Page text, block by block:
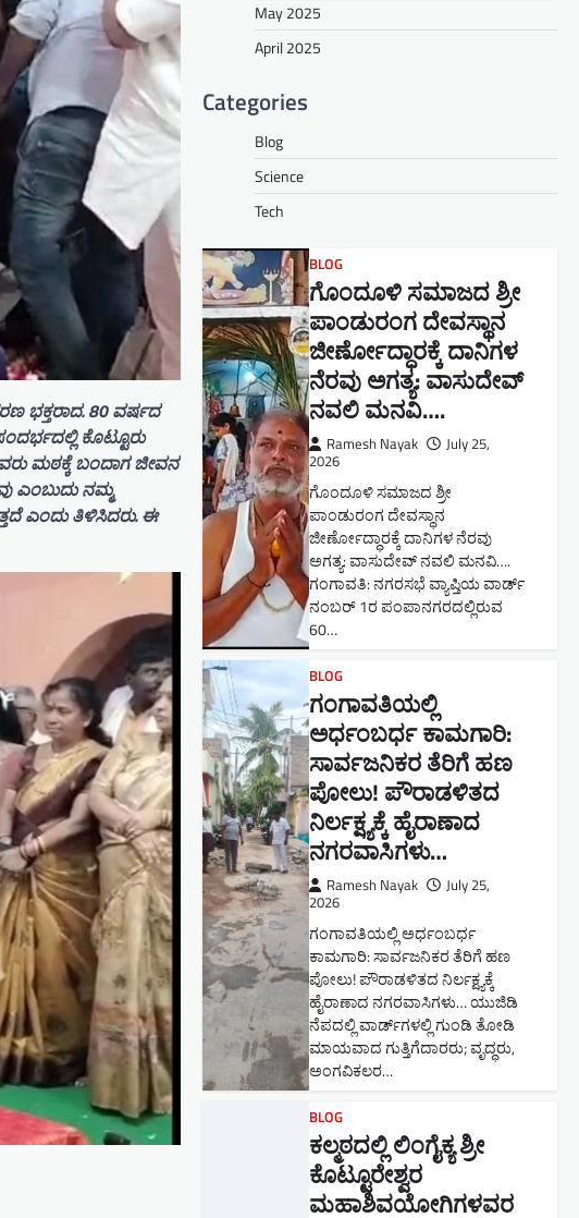
ಭಕ್ತರಾದ. 80 ವರ್ಷದ
ಕೊಟ್ಟೂರು
ಮಠಕ್ಕೆ ಬಂದಾಗ ಜೀವನ
ಎಂಬುದು ನಮ್ಮ
ಎಂದು ತಿಳಿಸಿದರು. ಈ
May 2025
April 2025
Categories
Blog
Science
Tech
BLOG
ಗೊಂದೂಳಿ ಸಮಾಜದ ಶ್ರೀ
ಪಾಂಡುರಂಗ ದೇವಸ್ಥಾನ
ಜೀರ್ಣೋದ್ಧಾರಕ್ಕೆ ದಾನಿಗಳ
ನೆರವು ಅಗತ್ಯ: ವಾಸುದೇವ್
ನವಲಿ ಮನವಿ​….
Ramesh Nayak
July 25,
2026
ಗೊಂದೂಳಿ ಸಮಾಜದ ಶ್ರೀ
ಪಾಂಡುರಂಗ ದೇವಸ್ಥಾನ
ಜೀರ್ಣೋದ್ಧಾರಕ್ಕೆ ದಾನಿಗಳ ನೆರವು
ಅಗತ್ಯ: ವಾಸುದೇವ್ ನವಲಿ ಮನವಿ​….
ಗಂಗಾವತಿ: ​ನಗರಸಭೆ ವ್ಯಾಪ್ತಿಯ ವಾರ್ಡ್
ನಂಬರ್ 1ರ ಪಂಪಾನಗರದಲ್ಲಿರುವ
60…
BLOG
ಗಂಗಾವತಿಯಲ್ಲಿ
ಅರ್ಧಂಬರ್ಧ ಕಾಮಗಾರಿ:
ಸಾರ್ವಜನಿಕರ ತೆರಿಗೆ ಹಣ
ಪೋಲು! ಪೌರಾಡಳಿತದ
ನಿರ್ಲಕ್ಷ್ಯಕ್ಕೆ ಹೈರಾಣಾದ
ನಗರವಾಸಿಗಳು​…
Ramesh Nayak
July 25,
2026
ಗಂಗಾವತಿಯಲ್ಲಿ ಅರ್ಧಂಬರ್ಧ
ಕಾಮಗಾರಿ: ಸಾರ್ವಜನಿಕರ ತೆರಿಗೆ ಹಣ
ಪೋಲು! ಪೌರಾಡಳಿತದ ನಿರ್ಲಕ್ಷ್ಯಕ್ಕೆ
ಹೈರಾಣಾದ ನಗರವಾಸಿಗಳು​… ಯುಜಿಡಿ
ನೆಪದಲ್ಲಿ ವಾರ್ಡ್‌ಗಳಲ್ಲಿ ಗುಂಡಿ ತೋಡಿ
ಮಾಯವಾದ ಗುತ್ತಿಗೆದಾರರು; ವೃದ್ಧರು,
ಅಂಗವಿಕಲರ…
BLOG
ಕಲ್ಮಠದಲ್ಲಿ ಲಿಂಗೈಕ್ಯ ಶ್ರೀ
ಕೊಟ್ಟೂರೇಶ್ವರ
ಮಹಾಶಿವಯೋಗಿಗಳವರ